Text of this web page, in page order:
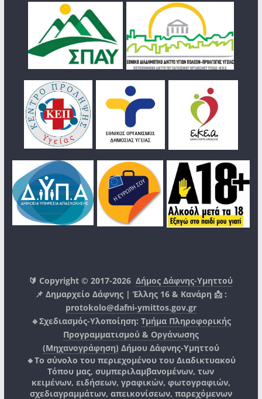
🔰 Copyright © 2017-2026Δήμος Δάφνης-Υμηττού
📌 Δημαρχείο Δάφνης | Έλλης 16 & Κανάρη 📩 :
protokolo@dafni-ymittos.gov.gr
🔹Σχεδιασμός-Υλοποίηση: Τμήμα Πληροφορικής
Προγραμματισμού & Οργάνωσης
(Μηχανογράφηση) Δήμου Δάφνης-Υμηττού
🔸Το σύνολο του περιεχομένου του Διαδικτυακού
Τόπου μας, συμπεριλαμβανομένων, των
κειμένων, ειδήσεων, γραφικών, φωτογραφιών,
σχεδιαγραμμάτων, απεικονίσεων, παρεχόμενων